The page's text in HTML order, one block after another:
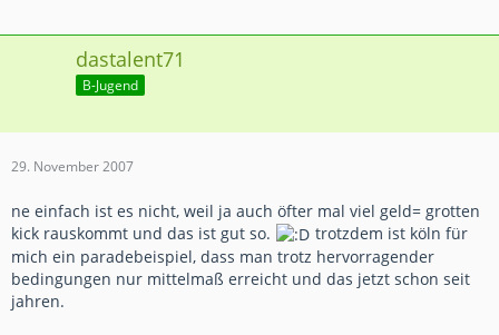
dastalent71
B-Jugend
29. November 2007
ne einfach ist es nicht, weil ja auch öfter mal viel geld= grotten
kick rauskommt und das ist gut so.
trotzdem ist köln für
mich ein paradebeispiel, dass man trotz hervorragender
bedingungen nur mittelmaß erreicht und das jetzt schon seit
jahren.